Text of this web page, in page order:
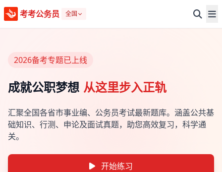
考考公务员 全国
2026备考专题已上线
成就公职梦想 从这里步入正轨
汇聚全国各省市事业编、公务员考试最新题库。涵盖公共基
础知识、行测、申论及面试真题，助您高效复习，科学通
关。
开始练习